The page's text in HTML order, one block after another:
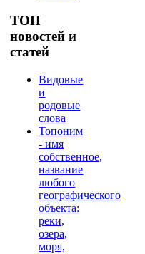
ТОП
новостей и
статей
Видовые
и
родовые
слова
Топоним
- имя
собственное,
название
любого
географического
объекта:
реки,
озера,
моря,